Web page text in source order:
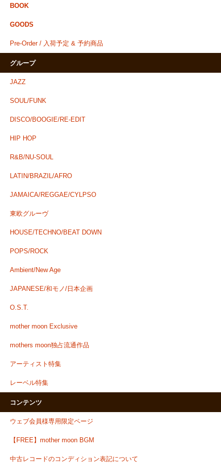
BOOK
GOODS
Pre-Order / 入荷予定 & 予約商品
グループ
JAZZ
SOUL/FUNK
DISCO/BOOGIE/RE-EDIT
HIP HOP
R&B/NU-SOUL
LATIN/BRAZIL/AFRO
JAMAICA/REGGAE/CYLPSO
東欧グルーヴ
HOUSE/TECHNO/BEAT DOWN
POPS/ROCK
Ambient/New Age
JAPANESE/和モノ/日本企画
O.S.T.
mother moon Exclusive
mothers moon独占流通作品
アーティスト特集
レーベル特集
コンテンツ
ウェブ会員様専用限定ページ
【FREE】mother moon BGM
中古レコードのコンディション表記について